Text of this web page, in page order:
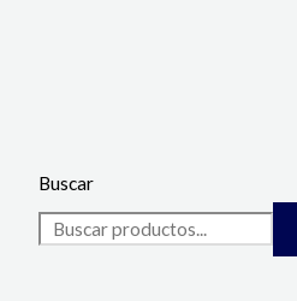
Buscar